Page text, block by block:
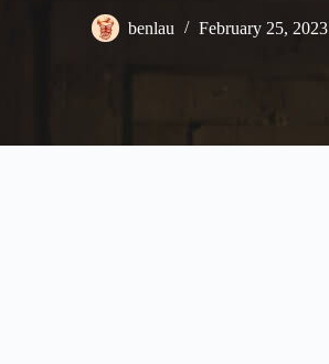
benlau February 25, 2023